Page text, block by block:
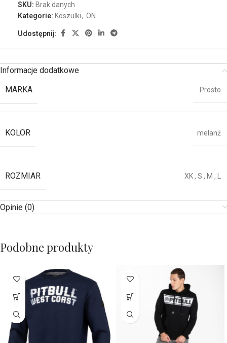
SKU: Brak danych
Kategorie: Koszulki, ON
Udostępnij:
Informacje dodatkowe
MARKA
Prosto
KOLOR melanż
ROZMIAR XK, S , M , L
Opinie (0)
Podobne produkty